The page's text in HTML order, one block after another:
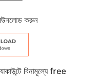
করুন
বিনামূল্যে free